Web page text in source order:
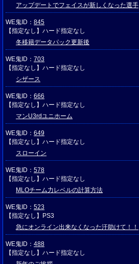
アップデートでフェイスが新しくなった選手
WE鬼ID： 845
【指定なし】ハード指定なし
冬移籍データパック更新後
WE鬼ID： 703
【指定なし】ハード指定なし
シザース
WE鬼ID： 666
【指定なし】ハード指定なし
マンU3rdユニホーム
WE鬼ID： 649
【指定なし】ハード指定なし
スローイン
WE鬼ID： 578
【指定なし】ハード指定なし
MLOチーム力レベルの計算方法
WE鬼ID： 523
【指定なし】PS3
急にオンライン出来なくなった汗助けて！！
WE鬼ID： 488
【指定なし】ハード指定なし